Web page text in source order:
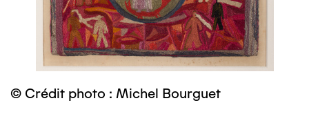
© Crédit photo : Michel Bourguet